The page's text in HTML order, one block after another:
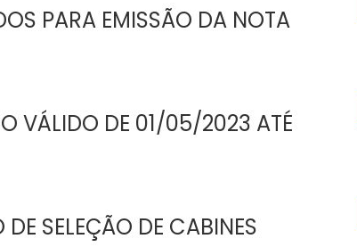
PARA EMISSÃO DA NOTA
VÁLIDO DE 01/05/2023 ATÉ
SELEÇÃO DE CABINES